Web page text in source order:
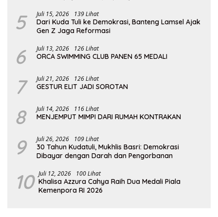
5 Juli 15, 2026 139 Lihat
Dari Kuda Tuli ke Demokrasi, Banteng Lamsel Ajak
Gen Z Jaga Reformasi
6 Juli 13, 2026 126 Lihat
ORCA SWIMMING CLUB PANEN 65 MEDALI
7 Juli 21, 2026 126 Lihat
GESTUR ELIT JADI SOROTAN
8 Juli 14, 2026 116 Lihat
MENJEMPUT MIMPI DARI RUMAH KONTRAKAN
9 Juli 26, 2026 109 Lihat
30 Tahun Kudatuli, Mukhlis Basri: Demokrasi
Dibayar dengan Darah dan Pengorbanan
10 Juli 12, 2026 100 Lihat
Khalisa Azzura Cahya Raih Dua Medali Piala
Kemenpora RI 2026